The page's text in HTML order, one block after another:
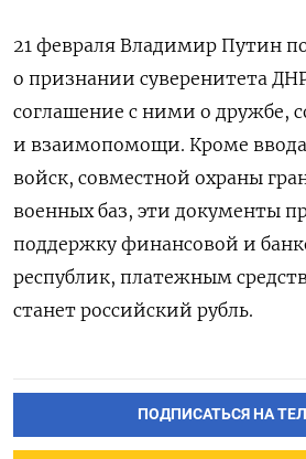
21 февраля Владимир Путин
о признании суверенитета
соглашение с ними о дружбе,
и взаимопомощи. Кроме
войск, совместной охраны
военных баз, эти документы
поддержку финансовой и
республик, платежным
станет российский рубль.
ПОДПИСАТЬСЯ НА